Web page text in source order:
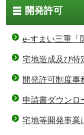
開発許可
e-すまい三重「
宅地造成及び特
開発許可制度事
申請書ダウンロ
宅地等開発事業